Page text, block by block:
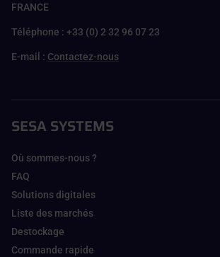
FRANCE
Téléphone : +33 (0) 2 32 96 07 23
E-mail : Contactez-nous
SESA SYSTEMS
Où sommes-nous ?
FAQ
Solutions digitales
Liste des marchés
Destockage
Commande rapide